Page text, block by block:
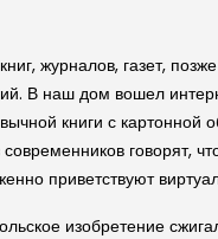
журналов, газет,
В наш дом вошел
книги с
говорят,
приветствуют
изобретение